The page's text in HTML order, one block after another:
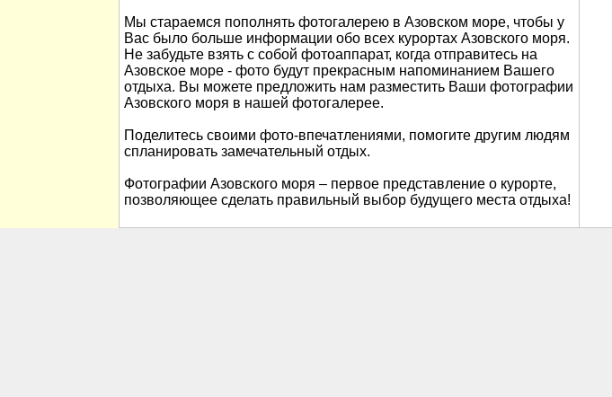
Мы стараемся пополнять фотогалерею в Азовском море, чтобы у
Вас было больше информации обо всех курортах Азовского моря.
Не забудьте взять с собой фотоаппарат, когда отправитесь на
Азовское море - фото будут прекрасным напоминанием Вашего
отдыха. Вы можете предложить нам разместить Ваши фотографии
Азовского моря в нашей фотогалерее.
Поделитесь своими фото-впечатлениями, помогите другим людям
спланировать замечательный отдых.
Фотографии Азовского моря – первое представление о курорте,
позволяющее сделать правильный выбор будущего места отдыха!